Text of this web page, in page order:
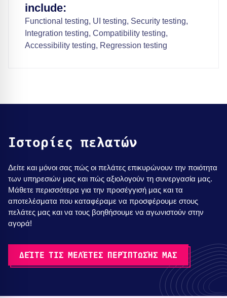
include:
Functional testing, UI testing, Security testing,
Integration testing, Compatibility testing,
Accessibility testing, Regression testing
Ιστορίες πελατών
Δείτε και μόνοι σας πώς οι πελάτες επικυρώνουν την ποιότητα
των υπηρεσιών μας και πώς αξιολογούν τη συνεργασία μας.
Μάθετε περισσότερα για την προσέγγισή μας και τα
αποτελέσματα που καταφέραμε να προσφέρουμε στους
πελάτες μας και να τους βοηθήσουμε να αγωνιστούν στην
αγορά!
ΔΕΊΤΕ ΤΙΣ ΜΕΛΈΤΕΣ ΠΕΡΊΠΤΩΣΉΣ ΜΑΣ